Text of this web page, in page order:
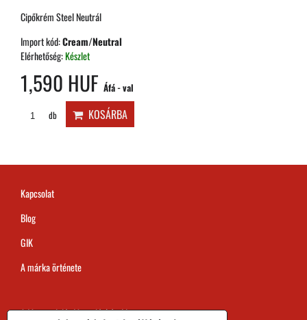
Cipőkrém Steel Neutrál
Import kód:Cream/Neutral
Elérhetőség:Készlet
1,590 HUF Áfá - val
db KOSÁRBA
Kapcsolat
Blog
GIK
A márka örténete
A Megrendelés Megvalósítási Ideje